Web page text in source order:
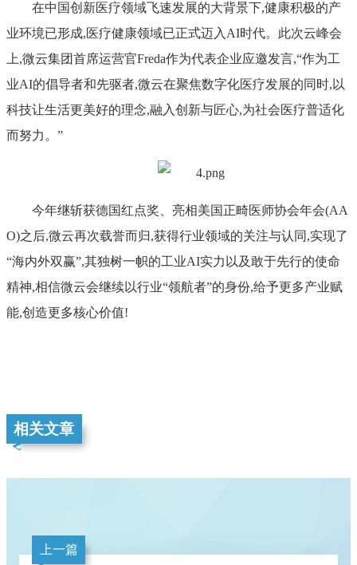
在中国创新医疗领域飞速发展的大背景下,健康积极的产
业环境已形成,医疗健康领域已正式迈入AI时代。此次云峰会
上,微云集团首席运营官Freda作为代表企业应邀发言,“作为工
业AI的倡导者和先驱者,微云在聚焦数字化医疗发展的同时,以
科技让生活更美好的理念,融入创新与匠心,为社会医疗普适化
而努力。”
今年继斩获德国红点奖、亮相美国正畸医师协会年会(AA
O)之后,微云再次载誉而归,获得行业领域的关注与认同,实现了
“海内外双赢”,其独树一帜的工业AI实力以及敢于先行的使命
精神,相信微云会继续以行业“领航者”的身份,给予更多产业赋
能,创造更多核心价值!
相关文章
上一篇